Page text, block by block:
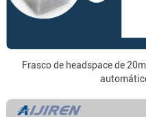
Frasco de headspace de